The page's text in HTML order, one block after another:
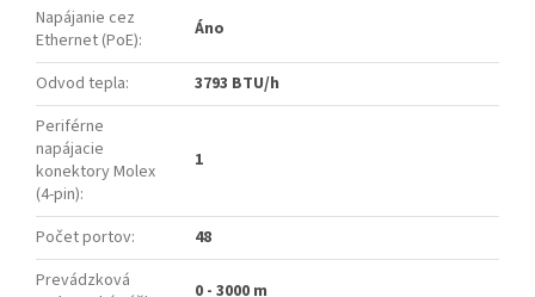
Napájanie cez
Ethernet (PoE): Áno
Odvod tepla:
3793 BTU/h
Periférne
napájacie
konektory Molex
(4-pin):
1
Počet portov:
48
Prevádzková
0 - 3000 m